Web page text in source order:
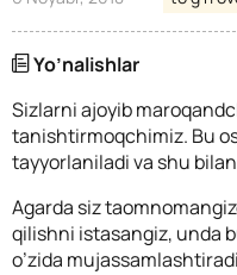
Yo’nalishlar
Sizlarni ajoyib
tanishtirmoqchimiz. Bu
tayyorlaniladi va shu
Agarda siz
qilishni istasangiz, unda
o’zida